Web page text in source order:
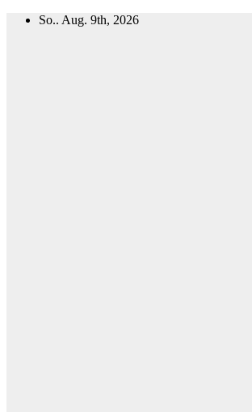
Zum
So.. Aug. 9th, 2026